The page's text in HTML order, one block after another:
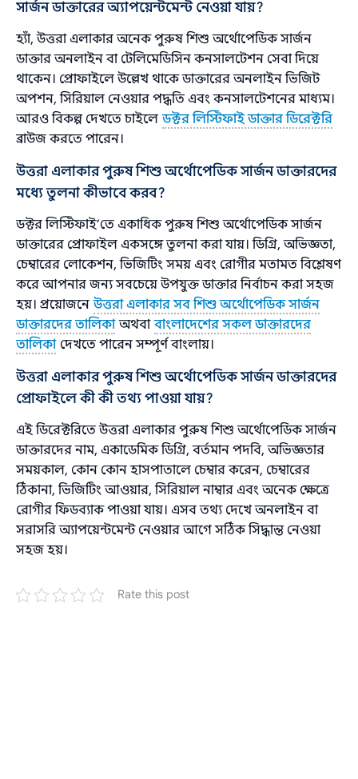
সার্জন ডাক্তারের অ্যাপয়েন্টমেন্ট নেওয়া যায়?
হ্যাঁ, উত্তরা এলাকার অনেক পুরুষ শিশু অর্থোপেডিক সার্জন
ডাক্তার অনলাইন বা টেলিমেডিসিন কনসালটেশন সেবা দিয়ে
থাকেন। প্রোফাইলে উল্লেখ থাকে ডাক্তারের অনলাইন ভিজিট
অপশন, সিরিয়াল নেওয়ার পদ্ধতি এবং কনসালটেশনের মাধ্যম।
আরও বিকল্প দেখতে চাইলেডক্টর লিস্টিফাই ডাক্তার ডিরেক্টরি
ব্রাউজ করতে পারেন।
উত্তরা এলাকার পুরুষ শিশু অর্থোপেডিক সার্জন ডাক্তারদের
মধ্যে তুলনা কীভাবে করব?
ডক্টর লিস্টিফাই’তে একাধিক পুরুষ শিশু অর্থোপেডিক সার্জন
ডাক্তারের প্রোফাইল একসঙ্গে তুলনা করা যায়। ডিগ্রি, অভিজ্ঞতা,
চেম্বারের লোকেশন, ভিজিটিং সময় এবং রোগীর মতামত বিশ্লেষণ
করে আপনার জন্য সবচেয়ে উপযুক্ত ডাক্তার নির্বাচন করা সহজ
হয়। প্রয়োজনেউত্তরা এলাকার সব শিশু অর্থোপেডিক সার্জন
ডাক্তারদের তালিকাঅথবাবাংলাদেশের সকল ডাক্তারদের
তালিকা দেখতে পারেন সম্পূর্ণ বাংলায়।
উত্তরা এলাকার পুরুষ শিশু অর্থোপেডিক সার্জন ডাক্তারদের
প্রোফাইলে কী কী তথ্য পাওয়া যায়?
এই ডিরেক্টরিতে উত্তরা এলাকার পুরুষ শিশু অর্থোপেডিক সার্জন
ডাক্তারদের নাম, একাডেমিক ডিগ্রি, বর্তমান পদবি, অভিজ্ঞতার
সময়কাল, কোন কোন হাসপাতালে চেম্বার করেন, চেম্বারের
ঠিকানা, ভিজিটিং আওয়ার, সিরিয়াল নাম্বার এবং অনেক ক্ষেত্রে
রোগীর ফিডব্যাক পাওয়া যায়। এসব তথ্য দেখে অনলাইন বা
সরাসরি অ্যাপয়েন্টমেন্ট নেওয়ার আগে সঠিক সিদ্ধান্ত নেওয়া
সহজ হয়।
Rate this post